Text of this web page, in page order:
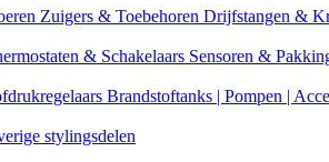
Zuigers & Toebehoren Drijfstangen &
& Schakelaars Sensoren &
Brandstoftanks | Pompen |
stylingsdelen